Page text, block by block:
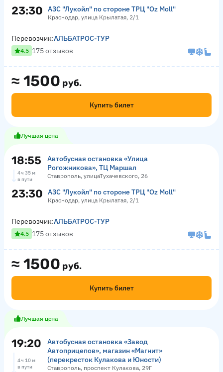
23:30 АЗС "Лукойл" по стороне ТРЦ "Оz Moll"
Краснодар, улица Крылатая, 2/1
≈ 1500 руб.
Купить билет
Перевозчик:АЛЬБАТРОС-ТУР
4.5 175 отзывов
Лучшая цена
18:55
Автобусная остановка «Улица
Рогожникова», ТЦ Маршал
Ставрополь, улицаТухачевского, 26
4 ч 35 м
в пути
23:30 АЗС "Лукойл" по стороне ТРЦ "Оz Moll"
Краснодар, улица Крылатая, 2/1
≈ 1500 руб.
Купить билет
Перевозчик:АЛЬБАТРОС-ТУР
4.5 175 отзывов
Лучшая цена
19:20
Автобусная остановка «Завод
Автоприцепов», магазин «Магнит»
(перекресток Кулакова и Юности)
Ставрополь, проспект Кулакова, 29Г
4 ч 10 м
в пути